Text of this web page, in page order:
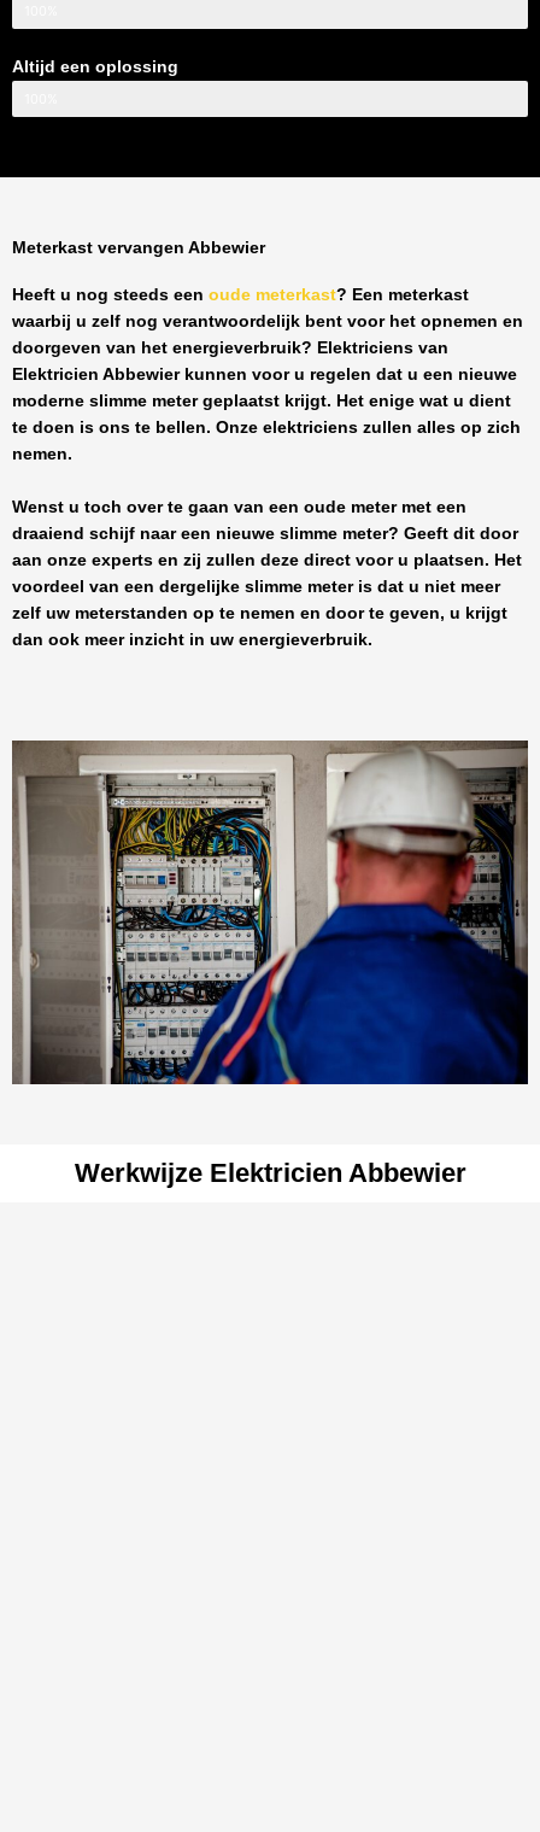
Altijd een oplossing
Meterkast vervangen Abbewier
Heeft u nog steeds een oude meterkast? Een meterkast
waarbij u zelf nog verantwoordelijk bent voor het opnemen en
doorgeven van het energieverbruik? Elektriciens van
Elektricien Abbewierkunnen voor u regelen dat u een nieuwe
moderne slimme meter geplaatst krijgt. Het enige wat u dient
te doen is ons te bellen. Onze elektriciens zullen alles op zich
nemen.
Wenst u toch over te gaan van een oude meter met een
draaiend schijf naar een nieuwe slimme meter? Geeft dit door
aan onze experts en zij zullen deze direct voor u plaatsen. Het
voordeel van een dergelijke slimme meter is dat u niet meer
zelf uw meterstanden op te nemen en door te geven, u krijgt
dan ook meer inzicht in uw energieverbruik.
Werkwijze Elektricien Abbewier